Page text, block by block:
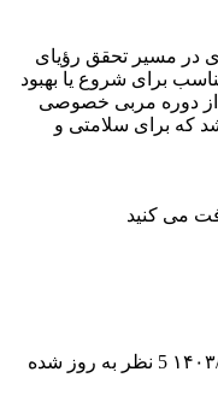
در مسیر تحقق رؤیای
برای شروع یا بهبود
از دوره مربی خصوصی
که برای سلامتی و
می کنید
5 نظر
به روز شده